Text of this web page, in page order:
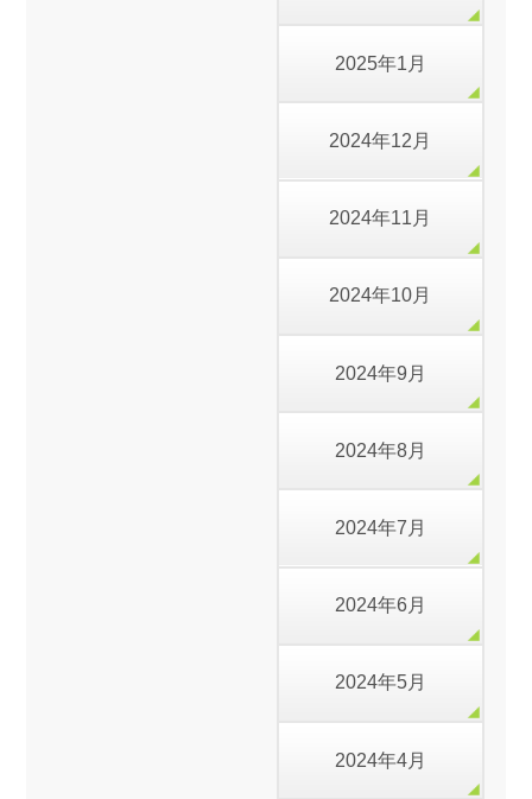
2025年1月
2024年12月
2024年11月
2024年10月
2024年9月
2024年8月
2024年7月
2024年6月
2024年5月
2024年4月